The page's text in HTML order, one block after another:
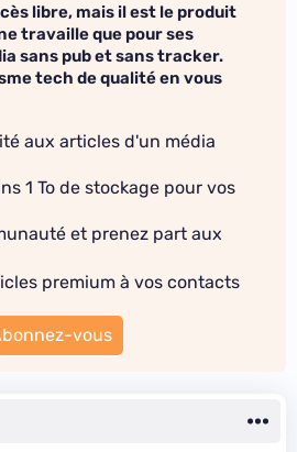
libre, mais il est le produit
travaille que pour ses
sans pub et sans tracker.
tech de qualité en vous
aux articles d'un média
1 To de stockage pour vos
et prenez part aux
premium à vos contacts
vous